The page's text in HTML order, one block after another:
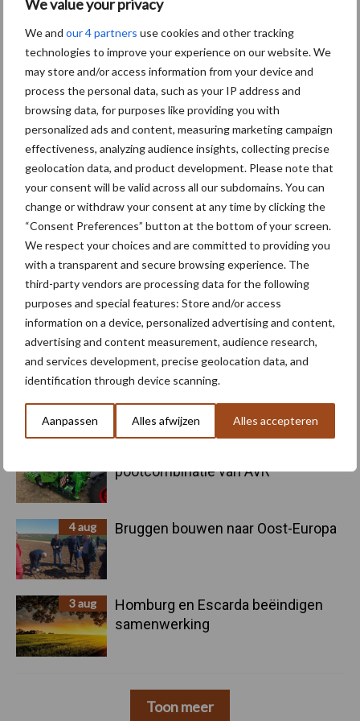
We value your privacy
We and our 4 partners use cookies and other tracking
technologies to improve your experience on our website. We
may store and/or access information from your device and
process the personal data, such as your IP address and
browsing data, for purposes like providing you with
personalized ads and content, measuring marketing campaign
effectiveness, analyzing audience insights, collecting precise
geolocation data, and product development. Please note that
your consent will be valid across all our subdomains. You can
change or withdraw your consent at any time by clicking the
“Consent Preferences” button at the bottom of your screen.
We respect your choices and are committed to providing you
with a transparent and secure browsing experience. The
third-party vendors are processing data for the following
purposes and special features: Store and/or access
information on a device, personalized advertising and content,
advertising and content measurement, audience research,
and services development, precise geolocation data, and
identification through device scanning.
Aanpassen Alles afwijzen Alles accepteren
Primaire
Sidebar
Recent nieuws Partner nieuws
6 aug
"Hoge verwachtingen van schijven
voor kouters"
5 aug
Oogst biologische aardappelen in
pootcombinatie van AVR
4 aug Bruggen bouwen naar Oost-Europa
3 aug
Homburg en Escarda beëindigen
samenwerking
Toon meer
Kunstmeststrooier Pootmachine
Toon meer